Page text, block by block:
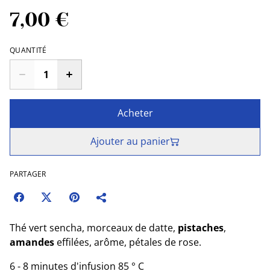
7,00 €
QUANTITÉ
Acheter
Ajouter au panier
PARTAGER
Thé vert sencha, morceaux de datte, pistaches,
amandes effilées, arôme, pétales de rose.
6 - 8 minutes d'infusion 85 ° C